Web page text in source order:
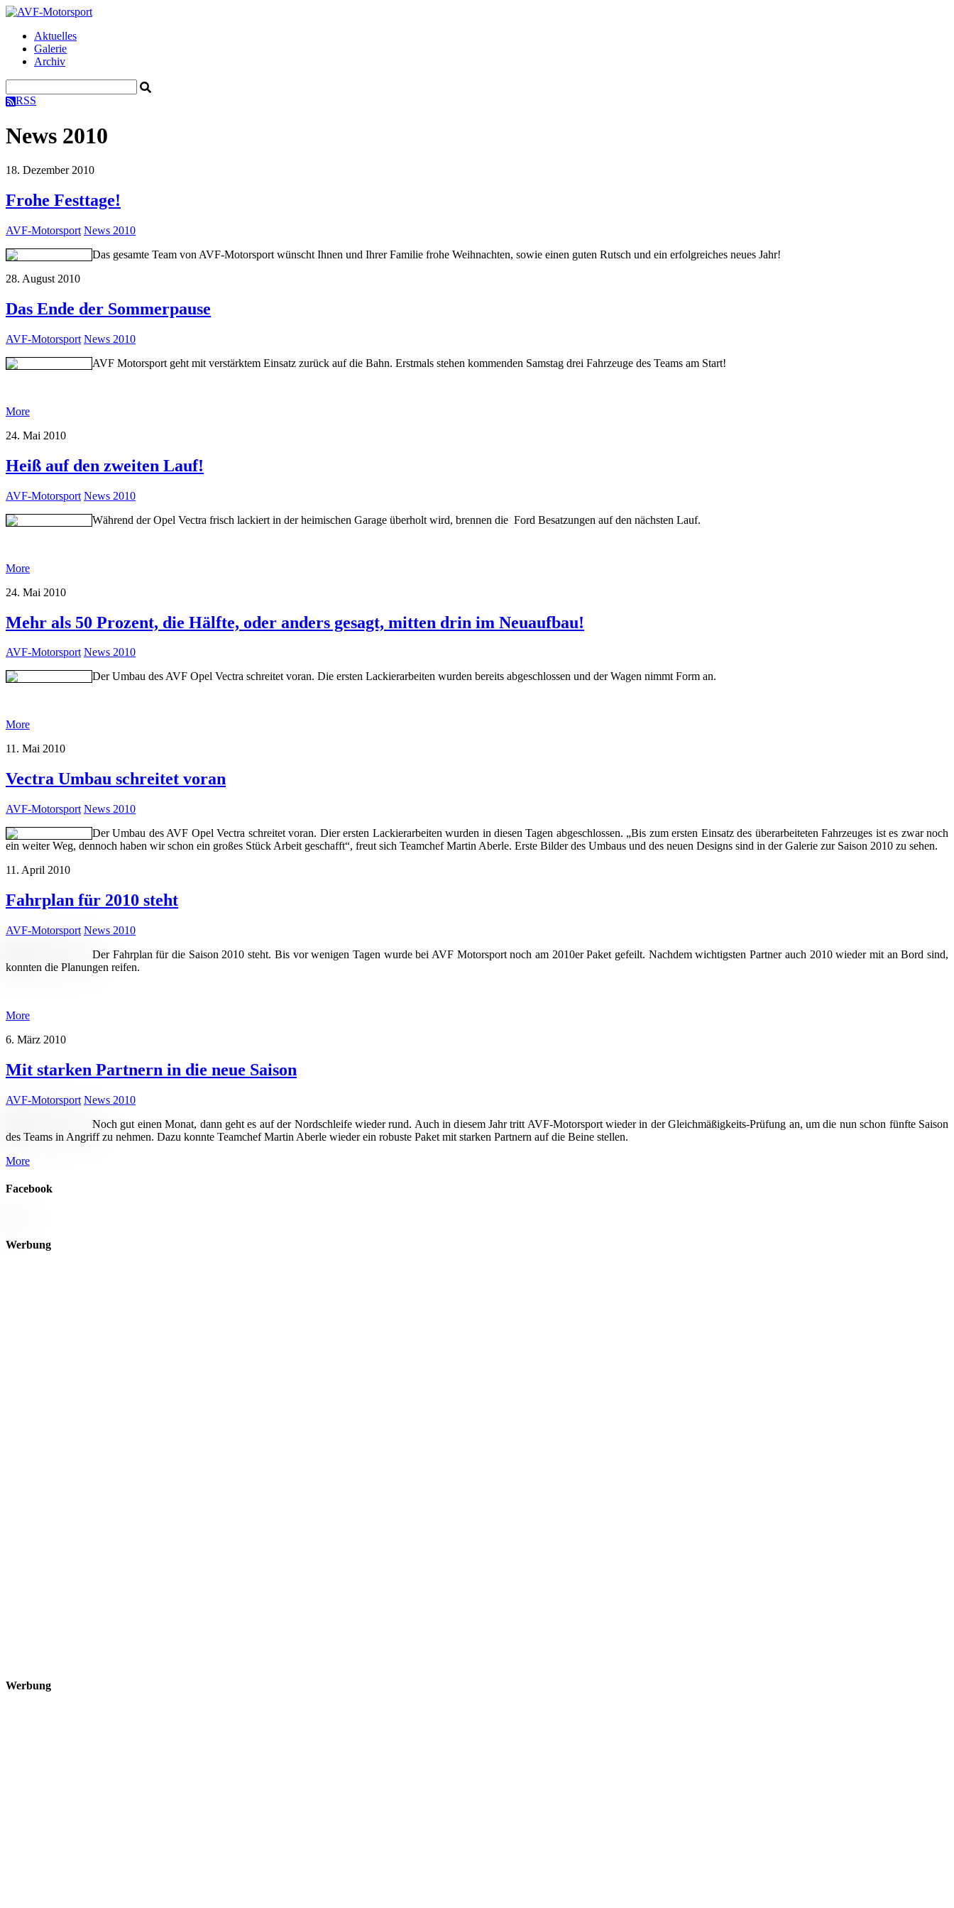
Aktuelles
Galerie
Archiv
RSS
News 2010
18. Dezember 2010
Frohe Festtage!
AVF-Motorsport News 2010
Das gesamte Team von AVF-Motorsport wünscht Ihnen und Ihrer Familie frohe Weihnachten, sowie einen guten Rutsch und ein erfolgreiches neues Jahr!
28. August 2010
Das Ende der Sommerpause
AVF-Motorsport News 2010
AVF Motorsport geht mit verstärktem Einsatz zurück auf die Bahn. Erstmals stehen kommenden Samstag drei Fahrzeuge des Teams am Start!
More
24. Mai 2010
Heiß auf den zweiten Lauf!
AVF-Motorsport News 2010
Während der Opel Vectra frisch lackiert in der heimischen Garage überholt wird, brennen die Ford Besatzungen auf den nächsten Lauf.
More
24. Mai 2010
Mehr als 50 Prozent, die Hälfte, oder anders gesagt, mitten drin im Neuaufbau!
AVF-Motorsport News 2010
Der Umbau des AVF Opel Vectra schreitet voran. Die ersten Lackierarbeiten wurden bereits abgeschlossen und der Wagen nimmt Form an.
More
11. Mai 2010
Vectra Umbau schreitet voran
AVF-Motorsport News 2010
Der Umbau des AVF Opel Vectra schreitet voran. Dier ersten Lackierarbeiten wurden in diesen Tagen abgeschlossen. „Bis zum ersten Einsatz des überarbeiteten Fahrzeuges ist es zwar noch
ein weiter Weg, dennoch haben wir schon ein großes Stück Arbeit geschafft“, freut sich Teamchef Martin Aberle. Erste Bilder des Umbaus und des neuen Designs sind in der Galerie zur Saison 2010 zu sehen.
11. April 2010
Fahrplan für 2010 steht
AVF-Motorsport News 2010
Der Fahrplan für die Saison 2010 steht. Bis vor wenigen Tagen wurde bei AVF Motorsport noch am 2010er Paket gefeilt. Nachdem wichtigsten Partner auch 2010 wieder mit an Bord sind,
konnten die Planungen reifen.
More
6. März 2010
Mit starken Partnern in die neue Saison
AVF-Motorsport News 2010
Noch gut einen Monat, dann geht es auf der Nordschleife wieder rund. Auch in diesem Jahr tritt AVF-Motorsport wieder in der Gleichmäßigkeits-Prüfung an, um die nun schon fünfte Saison
des Teams in Angriff zu nehmen. Dazu konnte Teamchef Martin Aberle wieder ein robuste Paket mit starken Partnern auf die Beine stellen.
More
Facebook
Werbung
Werbung